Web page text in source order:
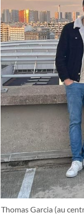
Thomas Garcia (au